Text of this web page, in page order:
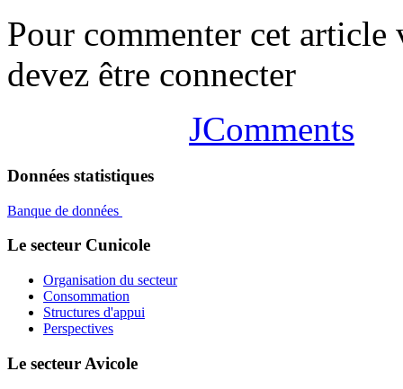
Pour commenter cet article
devez être connecter
JComments
Données statistiques
Banque de données
Le secteur Cunicole
Organisation du secteur
Consommation
Structures d'appui
Perspectives
Le secteur Avicole